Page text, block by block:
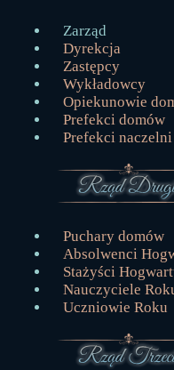
Zarząd
Dyrekcja
Zastępcy
Wykładowcy
Opiekunowie
Prefekci domów
Prefekci naczelni
Puchary domów
Absolwenci
Stażyści
Nauczyciele
Uczniowie Roku